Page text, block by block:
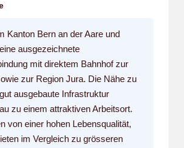
Kanton Bern an der Aare und
ausgezeichnete
mit direktem Bahnhof zur
zur Region Jura. Die Nähe zu
ausgebaute Infrastruktur
zu einem attraktiven Arbeitsort.
von einer hohen Lebensqualität,
im Vergleich zu grösseren